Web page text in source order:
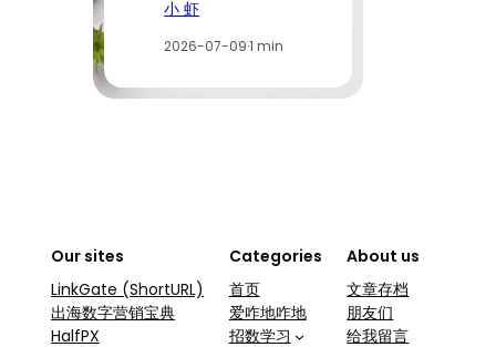
小 虾
2026-07-09·1 min
Our sites
LinkGate (ShortURL)
出海数字营销宝典
HalfPX
Categories
首页
爱咋地咋地
招数学习
About us
文章存档
朋友们
给我留言